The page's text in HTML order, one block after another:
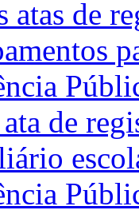
atas de
de